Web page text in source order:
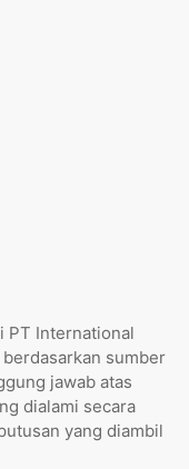
PT International
sumber
jawab atas
dialami secara
yang diambil